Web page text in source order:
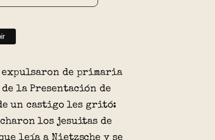
de primaria
la Presentación de
un castigo les gritó:
los jesuitas de
leía a Nietzsche y se